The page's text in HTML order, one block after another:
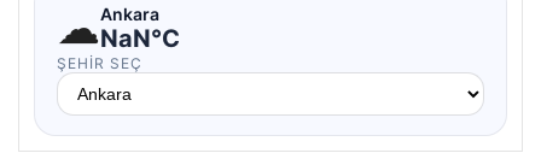
☁Ankara
NaN°C
ŞEHIR SEÇ